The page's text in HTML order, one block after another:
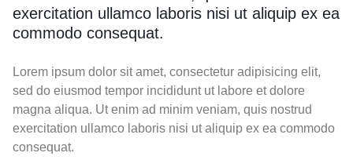
exercitation ullamco laboris nisi ut aliquip ex ea
commodo consequat.
Lorem ipsum dolor sit amet, consectetur adipisicing elit,
sed do eiusmod tempor incididunt ut labore et dolore
magna aliqua. Ut enim ad minim veniam, quis nostrud
exercitation ullamco laboris nisi ut aliquip ex ea commodo
consequat.